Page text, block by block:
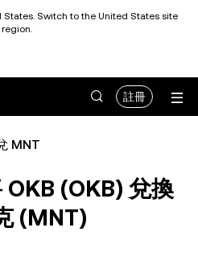
States. Switch to the United States site
註冊
MNT
(OKB) 兌換
(MNT)